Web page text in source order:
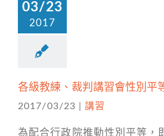
03/23
2017
各級教練、裁判講習會性別平
2017/03/23 講習
為配合行政院推動性別平等，